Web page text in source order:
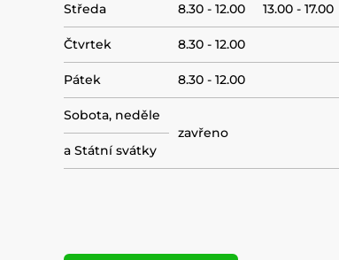
Středa 8.30 - 12.00 13.00 - 17.00
Čtvrtek 8.30 - 12.00
Pátek 8.30 - 12.00
Sobota, neděle
zavřeno
a Státní svátky